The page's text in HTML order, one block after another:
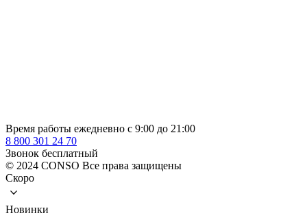
Время работы ежедневно с 9:00 до 21:00
8 800 301 24 70
Звонок бесплатный
© 2024 CONSO Все права защищены
Скоро
Новинки